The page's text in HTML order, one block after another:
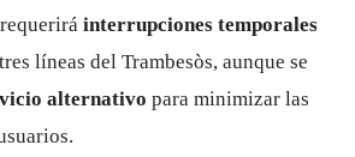
interrupciones temporales
líneas del Trambesòs, aunque se
alternativo para minimizar las